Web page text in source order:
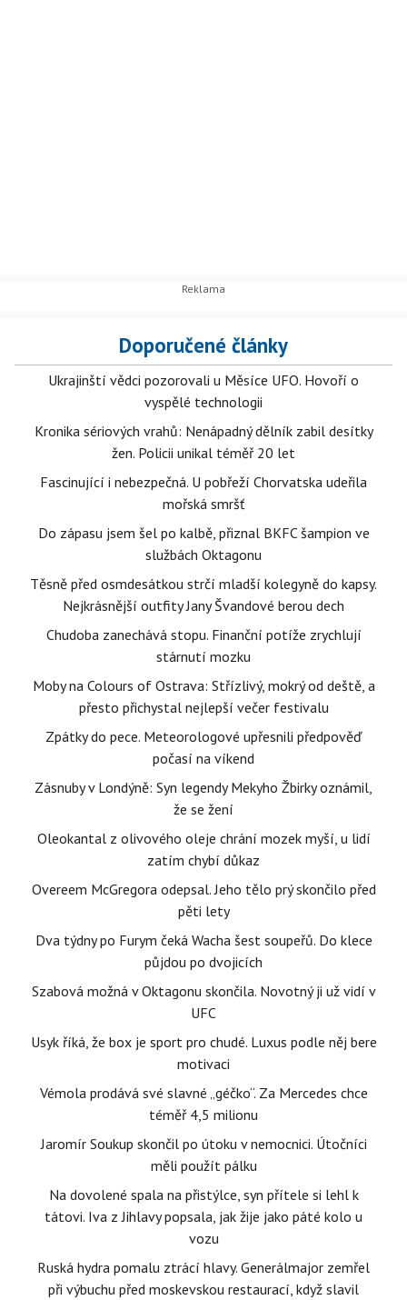
Doporučené články
Ukrajinští vědci pozorovali u Měsíce UFO. Hovoří o
vyspělé technologii
Kronika sériových vrahů: Nenápadný dělník zabil desítky
žen. Policii unikal téměř 20 let
Fascinující i nebezpečná. U pobřeží Chorvatska udeřila
mořská smršť
Do zápasu jsem šel po kalbě, přiznal BKFC šampion ve
službách Oktagonu
Těsně před osmdesátkou strčí mladší kolegyně do kapsy.
Nejkrásnější outfity Jany Švandové berou dech
Chudoba zanechává stopu. Finanční potíže zrychlují
stárnutí mozku
Moby na Colours of Ostrava: Střízlivý, mokrý od deště, a
přesto přichystal nejlepší večer festivalu
Zpátky do pece. Meteorologové upřesnili předpověď
počasí na víkend
Zásnuby v Londýně: Syn legendy Mekyho Žbirky oznámil,
že se žení
Oleokantal z olivového oleje chrání mozek myší, u lidí
zatím chybí důkaz
Overeem McGregora odepsal. Jeho tělo prý skončilo před
pěti lety
Dva týdny po Furym čeká Wacha šest soupeřů. Do klece
půjdou po dvojicích
Szabová možná v Oktagonu skončila. Novotný ji už vidí v
UFC
Usyk říká, že box je sport pro chudé. Luxus podle něj bere
motivaci
Vémola prodává své slavné „géčko“. Za Mercedes chce
téměř 4,5 milionu
Jaromír Soukup skončil po útoku v nemocnici. Útočníci
měli použít pálku
Na dovolené spala na přistýlce, syn přítele si lehl k
tátovi. Iva z Jihlavy popsala, jak žije jako páté kolo u
vozu
Ruská hydra pomalu ztrácí hlavy. Generálmajor zemřel
při výbuchu před moskevskou restaurací, když slavil